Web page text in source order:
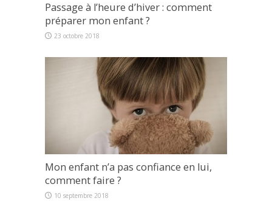
Passage à l’heure d’hiver : comment
préparer mon enfant ?
23 octobre 2018
Mon enfant n’a pas confiance en lui,
comment faire ?
10 septembre 2018